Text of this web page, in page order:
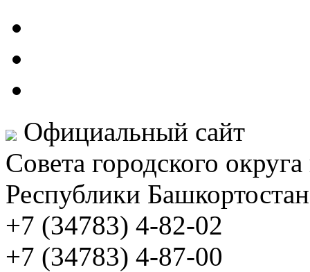
Официальный сайт
Совета городского
Республики Башкортостан
+7 (34783) 4-82-02
+7 (34783) 4-87-00